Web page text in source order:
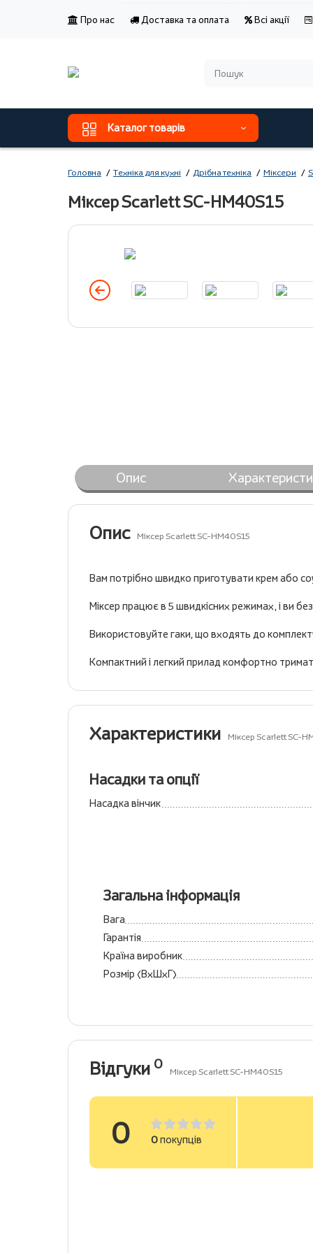
Про нас Доставка та оплата Всі акції
Каталог товарів
Головна Техніка для кухні Дрібна техніка Міксери
Міксер Scarlett SC-HM40S15
Опис
Опис Міксер Scarlett SC-HM40S15
Вам потрібно швидко приготувати крем або
Міксер працює в 5 швидкісних режимах, і ви
Використовуйте гаки, що входять до
Компактний і легкий прилад комфортно
Характеристики Міксер Scarlett SC-
Насадки та опції
Насадка вінчик
Загальна інформація
Вага
Гарантія
Країна виробник
Розмір (ВхШхГ)
Відгуки 0 Міксер Scarlett SC-HM40S15
0 0покупців